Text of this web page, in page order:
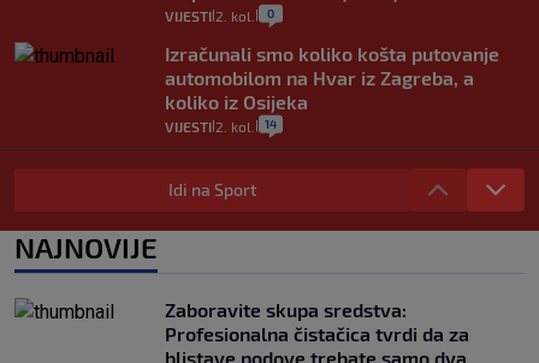
VIJESTI 2. kol. 0
Izračunali smo koliko košta putovanje
automobilom na Hvar iz Zagreba, a
koliko iz Osijeka
VIJESTI 2. kol. 14
"Kći je otišla na more, a zaboravila
zdravstvenu iskaznicu". Kakva su prava
pacijenata izvan mjesta prebivališta?
1
Plenković na 15 dana ukine mjere: "Ne bi
se dogodilo ništa. Vlada se zaljubila u te
intervencije"
Idi na Sport
NAJNOVIJE
Zaboravite skupa sredstva:
Profesionalna čistačica tvrdi da za
blistave podove trebate samo dva